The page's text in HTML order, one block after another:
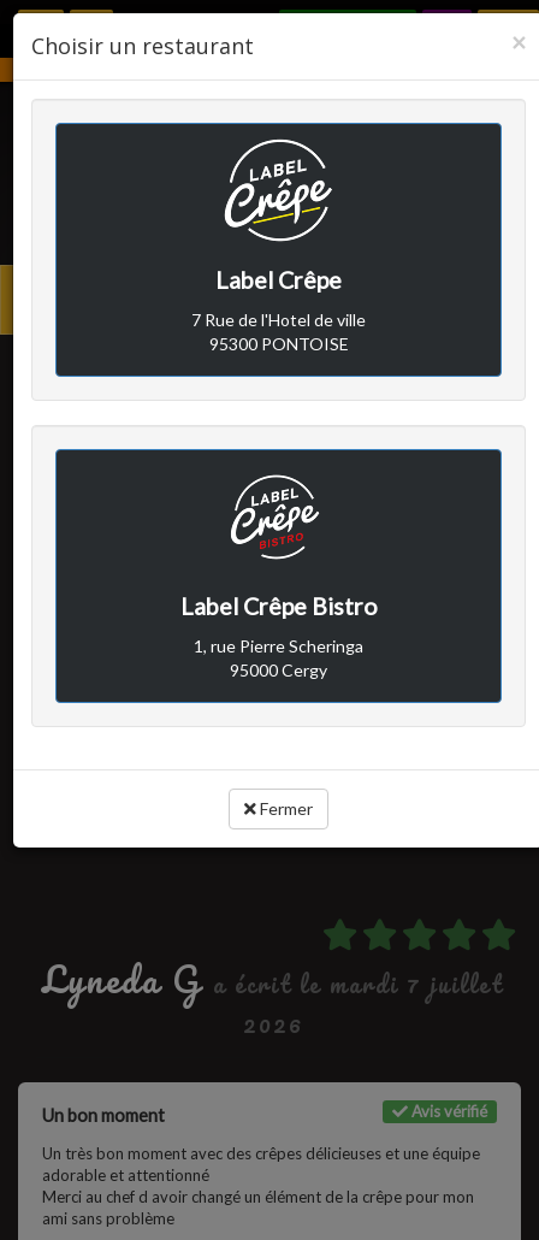
LABEL CRÊPE
Sabrina G
a écrit le mercredi 8
juillet 2026
Une très bonne crêperie
un peu long mais avec le sourire !
Service :
Lyneda G a écrit le mardi 7 juillet
2026
Avis vérifié
Un bon moment
Un très bon moment avec des crêpes délicieuses et une équipe
adorable et attentionné
Merci au chef d avoir changé un élément de la crêpe pour mon
ami sans problème
×
Choisir un restaurant
Label Crêpe
7 Rue de l'Hotel de ville
95300 PONTOISE
Label Crêpe Bistro
1, rue Pierre Scheringa
95000 Cergy
Fermer